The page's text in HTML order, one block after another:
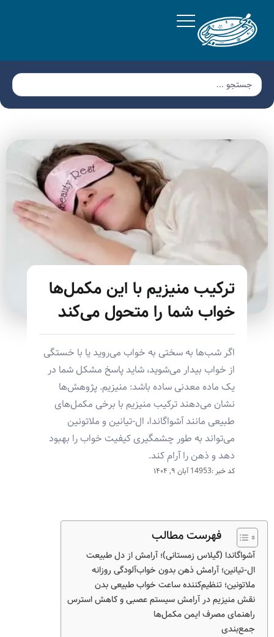
ترکیب منیزیم با این مکمل‌ها
خواب شما را متحول می‌کند
اگر شب‌ها به سختی به خواب می‌روید یا با خستگی
از خواب بیدار می‌شوید، شاید پاسخ مشکل شما در
یک ماده معدنی ساده باشد: منیزیم. پژوهش‌ها
نشان می‌دهند ترکیب منیزیم با برخی مکمل‌های
طبیعی مانند آشواگاندا، ال-تیانین و ملاتونین
می‌تواند به طور چشمگیری کیفیت خواب را بهبود
دهد و ذهن را آرام کند.
کد خبر :14953 آبان ۹, ۱۴۰۴
فهرست مطالب
آشواگاندا (گیلاس زمستانی)؛ آرامش از دل طبیعت
ال-تیانین؛ آرامش ذهن بدون خواب‌آلودگی روزانه
ملاتونین؛ تنظیم‌کننده ساعت خواب طبیعی بدن
نقش منیزیم در آرامش سیستم عصبی و کاهش استرس
راهنمای مصرف ایمن مکمل‌ها
جمع‌بندی